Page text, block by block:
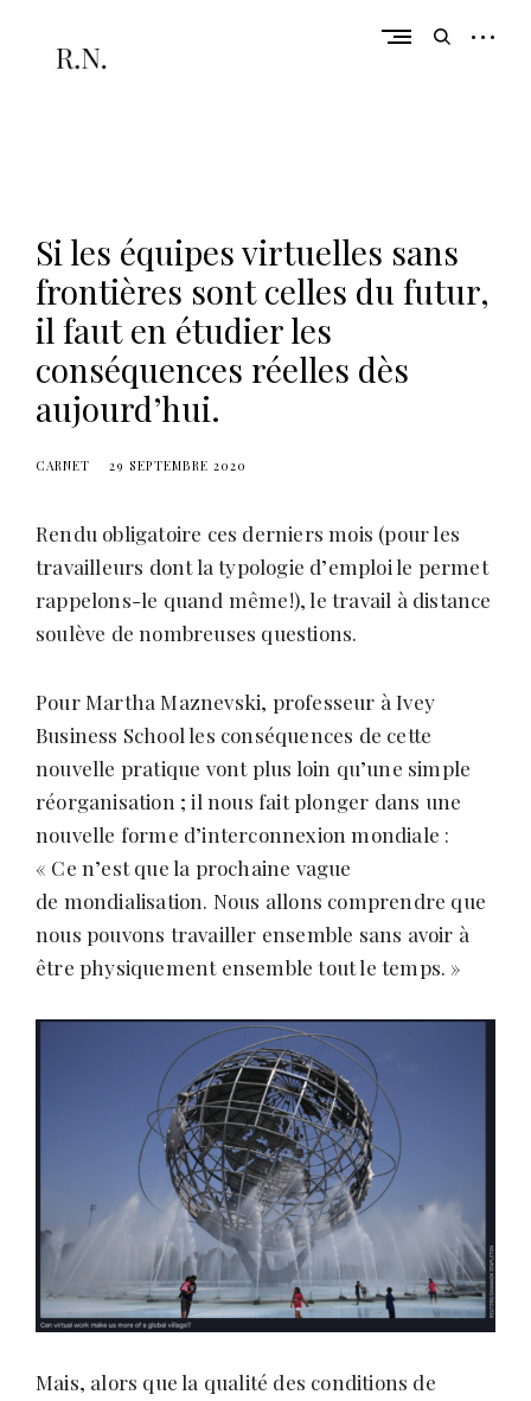
h
e
l
n
u
l
l
n
s
openopen
Si les équipes virtuelles sans
frontières sont celles du futur,
il faut en étudier les
conséquences réelles dès
aujourd’hui.
CARNET 29 SEPTEMBRE 2020
Rendu obligatoire ces derniers mois (pour les
travailleurs dont la typologie d’emploi le permet
rappelons-le quand même!), le travail à distance
soulève de nombreuses questions.
Pour Martha Maznevski, professeur à Ivey
Business School les conséquences de cette
nouvelle pratique vont plus loin qu’une simple
réorganisation ; il nous fait plonger dans une
nouvelle forme d’interconnexion mondiale :
« Ce n’est que la prochaine vague
de mondialisation. Nous allons comprendre que
nous pouvons travailler ensemble sans avoir à
être physiquement ensemble tout le temps. »
Mais, alors que la qualité des conditions de